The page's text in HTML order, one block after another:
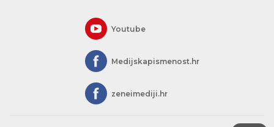
Youtube
Medijskapismenost.hr
zeneimediji.hr